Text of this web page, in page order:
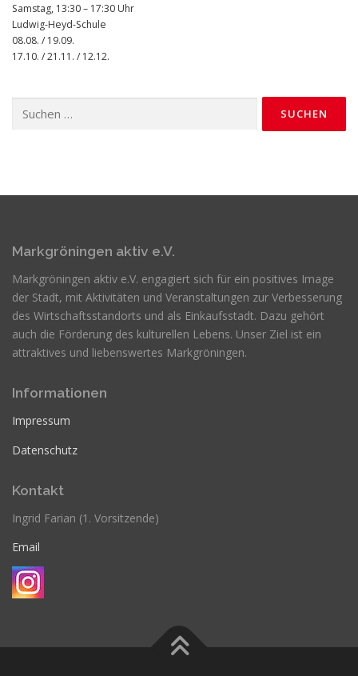
Samstag, 13:30 – 17:30 Uhr
Ludwig-Heyd-Schule
08.08. / 19.09.
17.10. / 21.11. / 12.12.
nach:
Markgröningen aktiv e.V.
Markgröningen aktiv e.V. engagiert sich für ein positives Image
der Stadt, mit Aktivitäten und Veranstaltungen zur Verbesserung
des Wirtschaftsstandorts und als Einkaufsstadt. Dazu gehört
auch die Förderung des kulturellen Lebens. Unser Ziel ist ein
attraktives und liebenswertes Markgröningen.
Informationen
Impressum
Datenschutz
Kontakt
Ingrid Farian (1. Vorsitzende)
Email